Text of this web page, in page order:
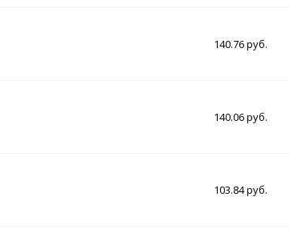
140.76 руб.
140.06 руб.
103.84 руб.